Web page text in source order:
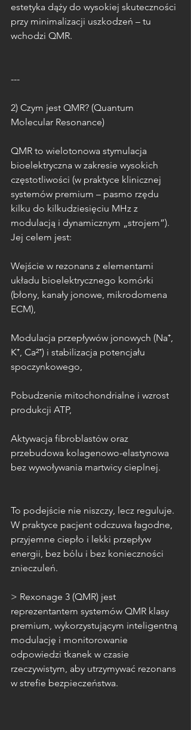
estetyka dąży do wysokiej skuteczności
przy minimalizacji uszkodzeń – tu
wchodzi QMR.
---
2) Czym jest QMR? (Quantum
Molecular Resonance)
QMR to wielotonowa stymulacja
bioelektryczna w zakresie wysokich
częstotliwości (w praktyce klinicznej
systemów premium – pasmo rzędu
kilku do kilkudziesięciu MHz z
modulacją i dynamicznym „strojem”).
Jej celem jest:
Wejście w rezonans z elementami
układu bioelektrycznego komórki
(błony, kanały jonowe, mikrodomena
ECM),
Modulacja przepływów jonowych (Na⁺,
K⁺, Ca²⁺) i stabilizacja potencjału
spoczynkowego,
Pobudzenie mitochondrialne i wzrost
produkcji ATP,
Aktywacja fibroblastów oraz
przebudowa kolagenowo-elastynowa
bez wywoływania martwicy cieplnej.
To podejście nie niszczy, lecz reguluje.
W praktyce pacjent odczuwa łagodne,
przyjemne ciepło i lekki przepływ
energii, bez bólu i bez konieczności
znieczuleń.
> Rexonage 3 (QMR) jest
reprezentantem systemów QMR klasy
premium, wykorzystującym inteligentną
modulację i monitorowanie
odpowiedzi tkanek w czasie
rzeczywistym, aby utrzymywać rezonans
w strefie bezpieczeństwa.